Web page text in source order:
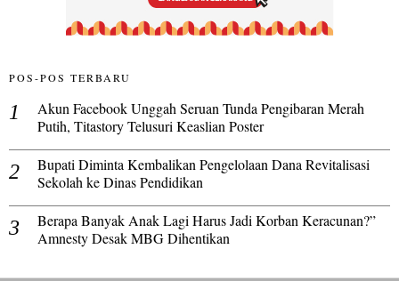
POS-POS TERBARU
Akun Facebook Unggah Seruan Tunda Pengibaran Merah
Putih, Titastory Telusuri Keaslian Poster
Bupati Diminta Kembalikan Pengelolaan Dana Revitalisasi
Sekolah ke Dinas Pendidikan
Berapa Banyak Anak Lagi Harus Jadi Korban Keracunan?”
Amnesty Desak MBG Dihentikan